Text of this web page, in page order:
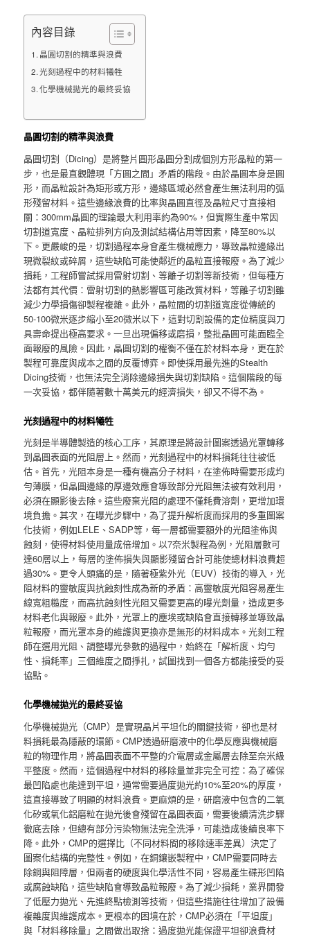
內容目錄
晶圓切割的精準與浪費
光刻過程中的材料犧牲
化學機械拋光的最終妥協
晶圓切割的精準與浪費
晶圓切割（Dicing）是將整片圓形晶圓分割成個別方形晶粒的第一
步，也是最直觀體現「方圓之間」矛盾的階段。由於晶圓本身是圓
形，而晶粒設計為矩形或方形，邊緣區域必然會產生無法利用的弧
形殘留材料。這些邊緣浪費的比率與晶圓直徑及晶粒尺寸直接相
關：300mm晶圓的理論最大利用率約為90%，但實際生產中常因
切割道寬度、晶粒排列方向及測試結構佔用等因素，降至80%以
下。更嚴峻的是，切割過程本身會產生機械應力，導致晶粒邊緣出
現微裂紋或碎屑，這些缺陷可能使鄰近的晶粒直接報廢。為了減少
損耗，工程師嘗試採用雷射切割、等離子切割等新技術，但每種方
法都有其代價：雷射切割的熱影響區可能改質材料，等離子切割雖
減少力學損傷卻製程複雜。此外，晶粒間的切割道寬度從傳統的
50-100微米逐步縮小至20微米以下，這對切割設備的定位精度與刀
具壽命提出極高要求。一旦出現偏移或磨損，整批晶圓可能面臨全
面報廢的風險。因此，晶圓切割的權衡不僅在於材料本身，更在於
製程可靠度與成本之間的反覆博弈。即使採用最先進的Stealth
Dicing技術，也無法完全消除邊緣損失與切割缺陷。這個階段的每
一次妥協，都伴隨著數十萬美元的經濟損失，卻又不得不為。
光刻過程中的材料犧牲
光刻是半導體製造的核心工序，其原理是將設計圖案透過光罩轉移
到晶圓表面的光阻層上。然而，光刻過程中的材料損耗往往被低
估。首先，光阻本身是一種有機高分子材料，在塗佈時需要形成均
勻薄膜，但晶圓邊緣的厚邊效應會導致部分光阻無法被有效利用，
必須在顯影後去除。這些廢棄光阻的處理不僅耗費溶劑，更增加環
境負擔。其次，在曝光步驟中，為了提升解析度而採用的多重圖案
化技術，例如LELE、SADP等，每一層都需要額外的光阻塗佈與
蝕刻，使得材料使用量成倍增加。以7奈米製程為例，光阻層數可
達60層以上，每層的塗佈損失與顯影殘留合計可能使總材料浪費超
過30%。更令人頭痛的是，隨著極紫外光（EUV）技術的導入，光
阻材料的靈敏度與抗蝕刻性成為新的矛盾：高靈敏度光阻容易產生
線寬粗糙度，而高抗蝕刻性光阻又需要更高的曝光劑量，造成更多
材料老化與報廢。此外，光罩上的塵埃或缺陷會直接轉移並導致晶
粒報廢，而光罩本身的維護與更換亦是無形的材料成本。光刻工程
師在選用光阻、調整曝光參數的過程中，始終在「解析度、均勻
性、損耗率」三個維度之間掙扎，試圖找到一個各方都能接受的妥
協點。
化學機械拋光的最終妥協
化學機械拋光（CMP）是實現晶片平坦化的關鍵技術，卻也是材
料損耗最為隱蔽的環節。CMP透過研磨液中的化學反應與機械磨
粒的物理作用，將晶圓表面不平整的介電層或金屬層去除至奈米級
平整度。然而，這個過程中材料的移除量並非完全可控：為了確保
最凹陷處也能達到平坦，通常需要過度拋光約10%至20%的厚度，
這直接導致了明顯的材料浪費。更麻煩的是，研磨液中包含的二氧
化矽或氧化鋁磨粒在拋光後會殘留在晶圓表面，需要後續清洗步驟
徹底去除，但總有部分污染物無法完全洗淨，可能造成後續良率下
降。此外，CMP的選擇比（不同材料間的移除速率差異）決定了
圖案化結構的完整性。例如，在銅鑲嵌製程中，CMP需要同時去
除銅與阻障層，但兩者的硬度與化學活性不同，容易產生碟形凹陷
或腐蝕缺陷，這些缺陷會導致晶粒報廢。為了減少損耗，業界開發
了低壓力拋光、先進終點檢測等技術，但這些措施往往增加了設備
複雜度與維護成本。更根本的困境在於，CMP必須在「平坦度」
與「材料移除量」之間做出取捨：過度拋光能保證平坦卻浪費材